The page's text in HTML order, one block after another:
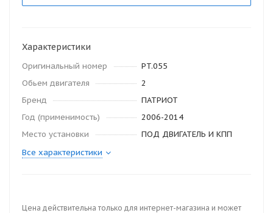
Характеристики
Оригинальный номер
PT.055
Обьем двигателя
2
Бренд
ПАТРИОТ
Год (применимость)
2006-2014
Место установки
ПОД ДВИГАТЕЛЬ И КПП
Все характеристики
Цена действительна только для интернет-магазина и может